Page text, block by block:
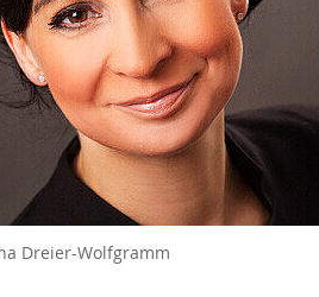
Dreier-Wolfgramm